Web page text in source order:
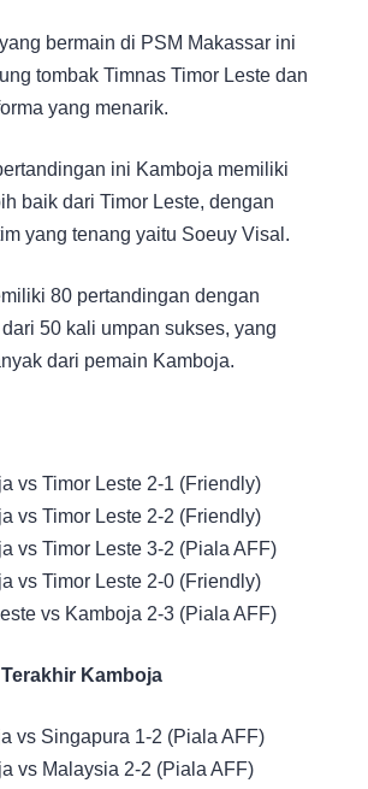
bermain di PSM Makassar ini
tombak Timnas Timor Leste dan
yang menarik.
ini Kamboja memiliki
baik dari Timor Leste, dengan
yang tenang yaitu Soeuy Visal.
80 pertandingan dengan
50 kali umpan sukses, yang
dari pemain Kamboja.
vs Timor Leste 2-1 (Friendly)
vs Timor Leste 2-2 (Friendly)
vs Timor Leste 3-2 (Piala AFF)
vs Timor Leste 2-0 (Friendly)
vs Kamboja 2-3 (Piala AFF)
Kamboja
vs Singapura 1-2 (Piala AFF)
vs Malaysia 2-2 (Piala AFF)